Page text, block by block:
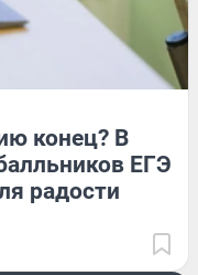
конец? В
ЕГЭ
радости